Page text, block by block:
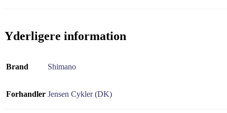
Yderligere information
Brand Shimano
Forhandler Jensen Cykler (DK)